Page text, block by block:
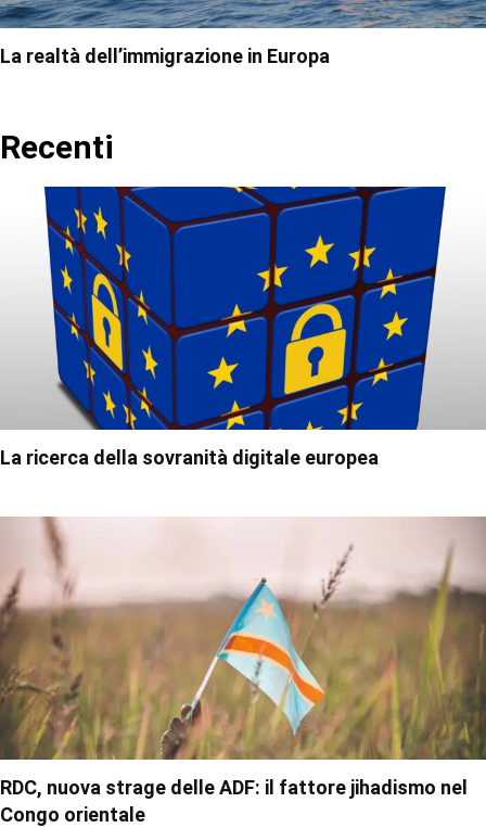
La realtà dell’immigrazione in Europa
Recenti
La ricerca della sovranità digitale europea
RDC, nuova strage delle ADF: il fattore jihadismo nel
Congo orientale